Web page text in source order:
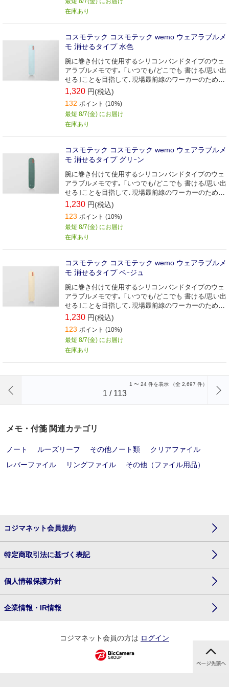
在庫あり
コスモテック コスモテック wemo ウェアラブルメ
モ 消せるタイプ 水色
腕に巻き付けて使用するシリコンバンドタイプのウェ
アラブルメモです｡ ｢いつでも/どこでも 書ける/思い出
せる｣ことを目指して､現場最前線のワーカーのために
デザインしました｡
1,320 円(税込)
132 ポイント (10%)
最短 8/7(金) にお届け
在庫あり
コスモテック コスモテック wemo ウェアラブルメ
モ 消せるタイプ グリｰン
腕に巻き付けて使用するシリコンバンドタイプのウェ
アラブルメモです｡ ｢いつでも/どこでも 書ける/思い出
せる｣ことを目指して､現場最前線のワーカーのために
デザインしました｡
1,230 円(税込)
123 ポイント (10%)
最短 8/7(金) にお届け
在庫あり
コスモテック コスモテック wemo ウェアラブルメ
モ 消せるタイプ ベｰジュ
腕に巻き付けて使用するシリコンバンドタイプのウェ
アラブルメモです｡ ｢いつでも/どこでも 書ける/思い出
せる｣ことを目指して､現場最前線のワーカーのために
デザインしました｡
1,230 円(税込)
123 ポイント (10%)
最短 8/7(金) にお届け
在庫あり
1 〜 24 件を表示 （全 2,697 件）
1 / 113
メモ・付箋 関連カテゴリ
ノート ルーズリーフ その他ノート類
クリアファイル
レバーファイル
リングファイル その他（ファイル用品）
コジマネット会員規約
特定商取引法に基づく表記
個人情報保護方針
企業情報・IR情報
コジマネット会員の方は ログイン